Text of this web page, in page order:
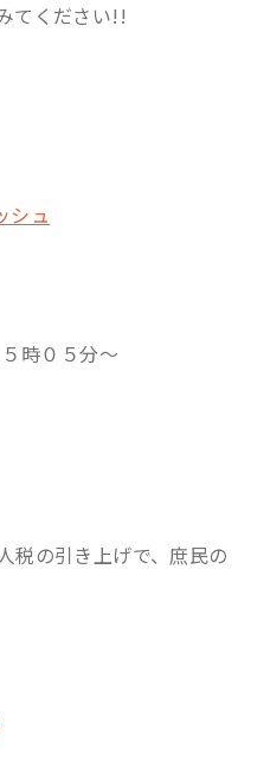
てください!!
シュ
５時０５分～
税の引き上げで、庶民の